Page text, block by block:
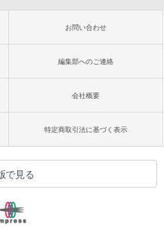
お問い合わせ
編集部へのご連絡
会社概要
特定商取引法に基づく表示
で見る